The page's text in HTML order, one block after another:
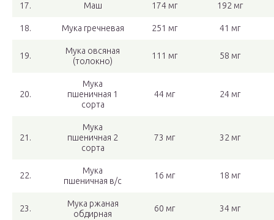
17. Маш 174 мг 192 мг
18. Мука гречневая 251 мг 41 мг
19.
Мука овсяная
(толокно)
111 мг 58 мг
20.
Мука
пшеничная 1
сорта
44 мг 24 мг
21.
Мука
пшеничная 2
сорта
73 мг 32 мг
22.
Мука
пшеничная в/с
16 мг 18 мг
23.
Мука ржаная
обдирная
60 мг 34 мг